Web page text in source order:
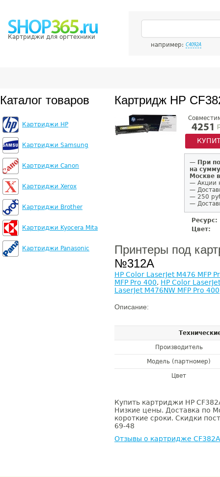
Картриджи для оргтехники
например: C4092A
Каталог товаров
Картриджи HP
Картриджи Samsung
Картриджи Canon
Картриджи Xerox
Картриджи Brother
Картриджи Kyocera Mita
Картриджи Panasonic
Картридж HP
4251
— При
на
Москве
— Акции
—
— 250
—
Ресурс:
Цвет:
Принтеры под
№312A
HP Color LaserJet M476 MFP
MFP Pro 400, HP Color
LaserJet M476NW MFP Pro 400
Описание:
Производитель
Модель (партномер)
Цвет
Купить картриджи HP
Низкие цены. Доставка по
короткие сроки. Скидки
69-48
Отзывы о картридже